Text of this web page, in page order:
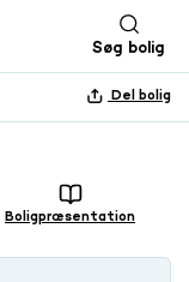
Søg bolig
Del bolig
28 BILLEDER
Boligpræsentation